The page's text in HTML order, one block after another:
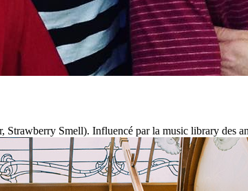
Smell). Influencé par la music library des